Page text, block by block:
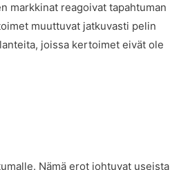
markkinat reagoivat tapahtuman
muuttuvat jatkuvasti pelin
joissa kertoimet eivät ole
Nämä erot johtuvat useista